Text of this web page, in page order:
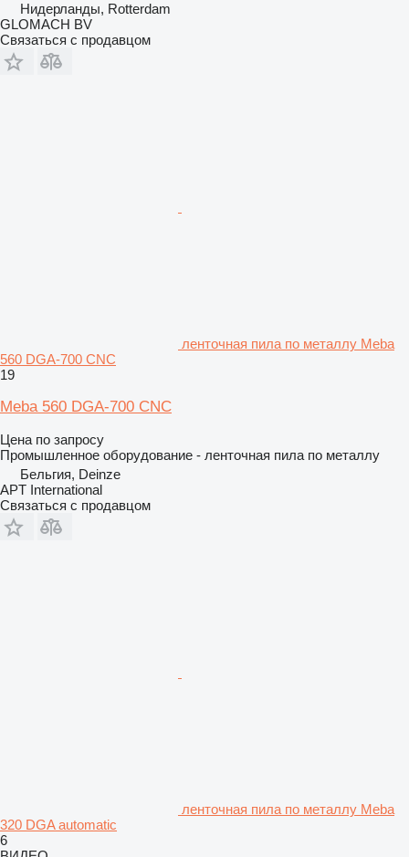
Нидерланды, Rotterdam
GLOMACH BV
Связаться с продавцом
ленточная пила по металлу Meba
560 DGA-700 CNC
19
Meba 560 DGA-700 CNC
Цена по запросу
Промышленное оборудование - ленточная пила по металлу
Бельгия, Deinze
APT International
Связаться с продавцом
ленточная пила по металлу Meba
320 DGA automatic
6